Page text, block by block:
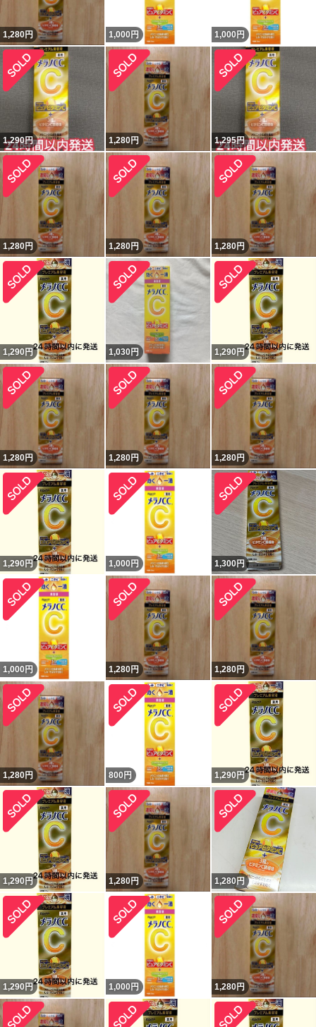
1,280円 1,000 円 1,000 円
1,290円 1,280円 1,295円
1,280円 1,280円 1,280円
1,290 円 1,030円 1,290 円
1,280円 1,280円 1,280円
1,290 円 1,000 円 1,300円
1,000 円 1,280円 1,280円
1,280円 800 円 1,290 円
1,290 円 1,280円 1,280円
1,290 円 1,000 円 1,280円